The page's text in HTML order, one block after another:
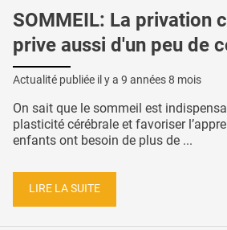
SOMMEIL: La privation
prive aussi d'un peu de
Actualité publiée il y a 9 années 8 mois
On sait que le sommeil est
plasticité cérébrale et favoriser
enfants ont besoin de plus de ...
LIRE LA SUITE